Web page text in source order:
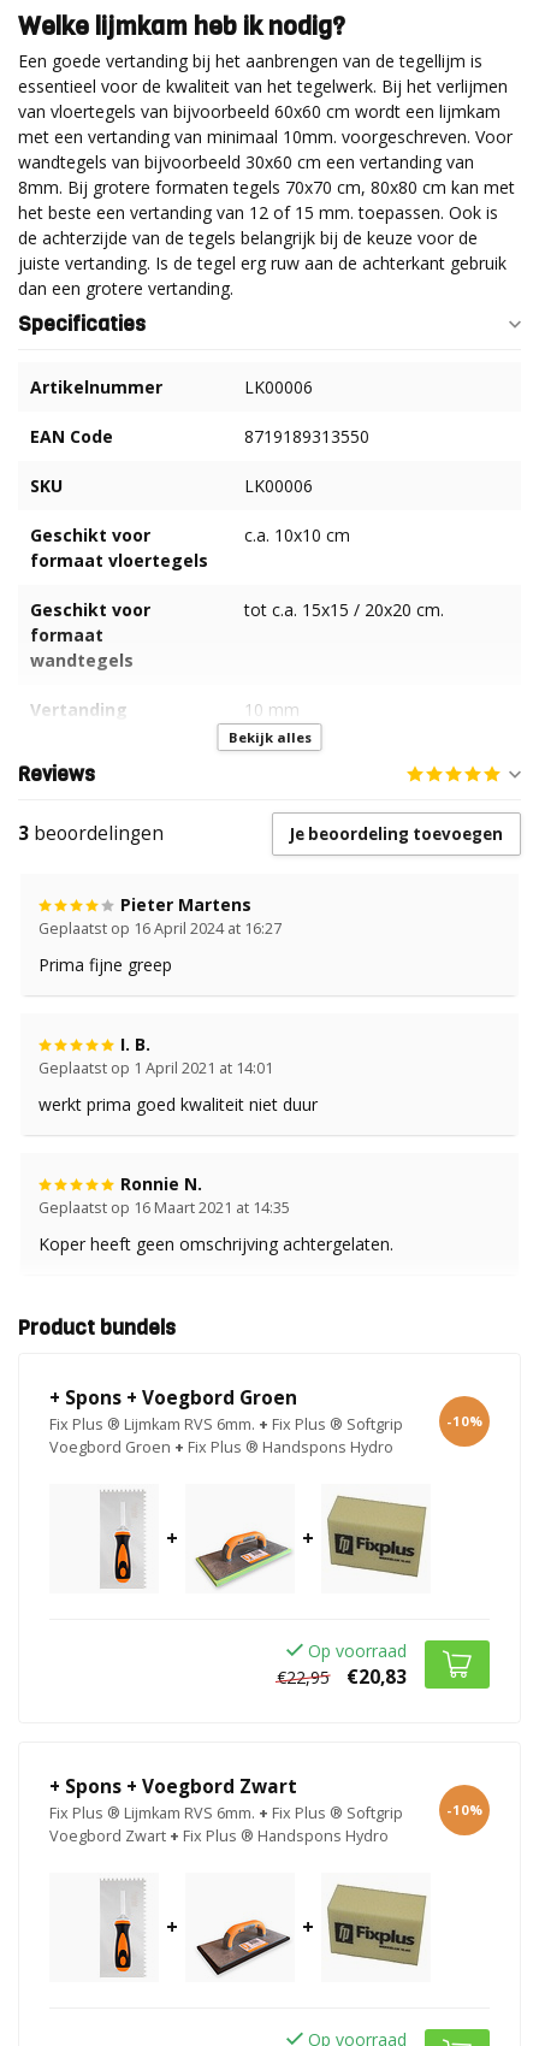
Welke lijmkam heb ik nodig?
Een goede vertanding bij het aanbrengen van de tegellijm is
essentieel voor de kwaliteit van het tegelwerk. Bij het verlijmen
van vloertegels van bijvoorbeeld 60x60 cm wordt een lijmkam
met een vertanding van minimaal 10mm. voorgeschreven. Voor
wandtegels van bijvoorbeeld 30x60 cm een vertanding van
8mm. Bij grotere formaten tegels 70x70 cm, 80x80 cm kan met
het beste een vertanding van 12 of 15 mm. toepassen. Ook is
de achterzijde van de tegels belangrijk bij de keuze voor de
juiste vertanding. Is de tegel erg ruw aan de achterkant gebruik
dan een grotere vertanding.
Specificaties
Artikelnummer LK00006
EAN Code 8719189313550
SKU LK00006
Geschikt voor
formaat vloertegels
c.a. 10x10 cm
Geschikt voor
formaat
wandtegels
tot c.a. 15x15 / 20x20 cm.
Vertanding 10 mm
Materiaal Hoogwaardig RVS
28 x 13 cm
Softgrip
Bekijk alles
Reviews
3 beoordelingen Je beoordeling toevoegen
Pieter Martens
Geplaatst op 16 April 2024 at 16:27
Prima fijne greep
I. B.
Geplaatst op 1 April 2021 at 14:01
werkt prima goed kwaliteit niet duur
Ronnie N.
Geplaatst op 16 Maart 2021 at 14:35
Koper heeft geen omschrijving achtergelaten.
Product bundels
+ Spons + Voegbord Groen
Fix Plus ® Lijmkam RVS 6mm. + Fix Plus ® Softgrip
Voegbord Groen + Fix Plus ® Handspons Hydro
-10%
+ +
Op voorraad
€22,95
€20,83
+ Spons + Voegbord Zwart
Fix Plus ® Lijmkam RVS 6mm. + Fix Plus ® Softgrip
Voegbord Zwart + Fix Plus ® Handspons Hydro
-10%
+ +
Op voorraad